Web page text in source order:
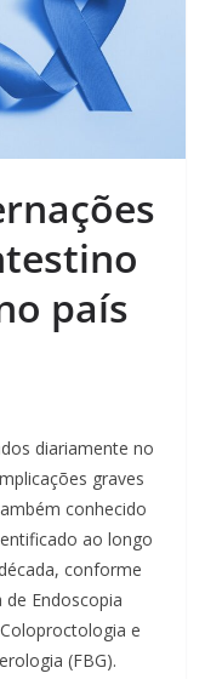
país
diariamente no
graves
conhecido
ao longo
conforme
Endoscopia
e
(FBG).